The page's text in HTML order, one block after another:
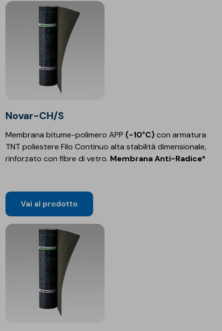
Novar-CH/S
Membrana bitume-polimero APP (-10°C)con armatura
TNT poliestere Filo Continuo alta stabilità dimensionale,
rinforzato con fibre di vetro. Membrana Anti-Radice*
Vai al prodotto